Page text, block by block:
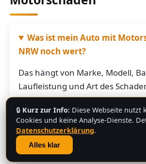
Was ist mein Auto mit
NRW noch wert?
Das hängt von Marke, Modell,
Laufleistung und Art des
grobe Richtung: Fahrzeuge mit
bringen je nach Restwert der
der Teile oft noch mehrere
mehrere tausend Euro. Schicken
Fahrzeugdaten – Sie bekommen
🔒 Kurz zur Info: Diese Webseite nutzt
Cookies und keine Analyse-Dienste.
Datenschutzerklärung.
Alles klar